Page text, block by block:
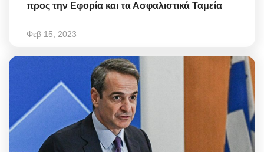
προς την Εφορία και τα Ασφαλιστικά Ταμεία
Φεβ 15, 2023